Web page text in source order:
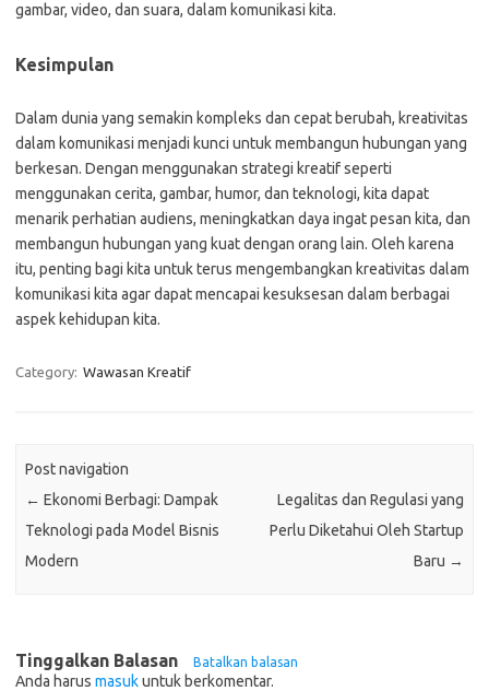
gambar, video, dan suara, dalam komunikasi kita.
Kesimpulan
Dalam dunia yang semakin kompleks dan cepat berubah, kreativitas
dalam komunikasi menjadi kunci untuk membangun hubungan yang
berkesan. Dengan menggunakan strategi kreatif seperti
menggunakan cerita, gambar, humor, dan teknologi, kita dapat
menarik perhatian audiens, meningkatkan daya ingat pesan kita, dan
membangun hubungan yang kuat dengan orang lain. Oleh karena
itu, penting bagi kita untuk terus mengembangkan kreativitas dalam
komunikasi kita agar dapat mencapai kesuksesan dalam berbagai
aspek kehidupan kita.
Category: Wawasan Kreatif
Post navigation
← Ekonomi Berbagi: Dampak
Teknologi pada Model Bisnis
Modern
Legalitas dan Regulasi yang
Perlu Diketahui Oleh Startup
Baru →
Tinggalkan Balasan Batalkan balasan
Anda harus masukuntuk berkomentar.